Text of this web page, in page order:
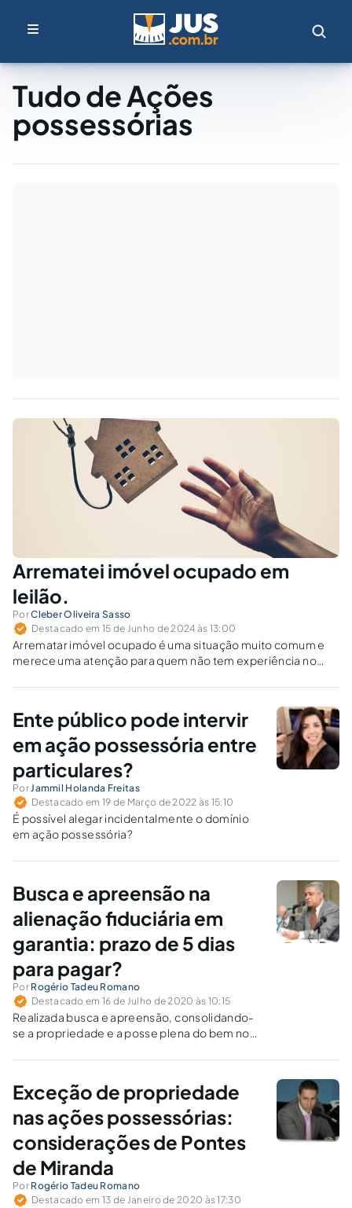
Tudo de Ações
possessórias
Arrematei imóvel ocupado em
leilão.
PorCleber Oliveira Sasso
Destacado em 15 de Junho de 2024 às 13:00
Arrematar imóvel ocupado é uma situação muito comum e
merece uma atenção para quem não tem experiência no
Ente público pode intervir
em ação possessória entre
particulares?
PorJammil Holanda Freitas
Destacado em 19 de Março de 2022 às 15:10
É possível alegar incidentalmente o domínio
em ação possessória?
Busca e apreensão na
alienação fiduciária em
garantia: prazo de 5 dias
para pagar?
Por Rogério Tadeu Romano
Destacado em 16 de Julho de 2020 às 10:15
Realizada busca e apreensão, consolidando-
se a propriedade e a posse plena do bem no
devedor efetuar o pagamento integral da
quaisquer ônus?
Exceção de propriedade
nas ações possessórias:
considerações de Pontes
de Miranda
Por Rogério Tadeu Romano
Destacado em 13 de Janeiro de 2020 às 17:30